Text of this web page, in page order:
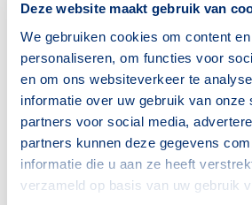
Deze website maakt gebruik van
We gebruiken cookies om content
personaliseren, om functies voor
en om ons websiteverkeer te
informatie over uw gebruik van onze
partners voor social media,
partners kunnen deze gegevens
informatie die u aan ze heeft
verzameld op basis van uw gebruik
Gezin met kinderen
Bron: CBS
Voorzieningen in